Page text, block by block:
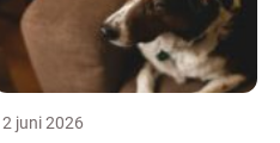
juni 2026